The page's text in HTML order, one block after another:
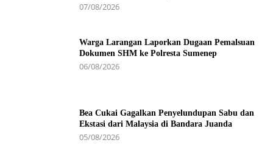
07/08/2026
Warga Larangan Laporkan Dugaan Pemalsuan
Dokumen SHM ke Polresta Sumenep
06/08/2026
Bea Cukai Gagalkan Penyelundupan Sabu dan
Ekstasi dari Malaysia di Bandara Juanda
05/08/2026